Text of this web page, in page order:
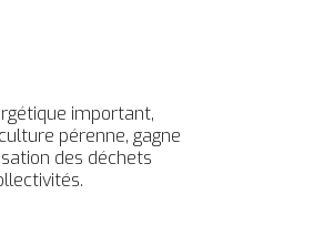
important,
pérenne, gagne
des déchets